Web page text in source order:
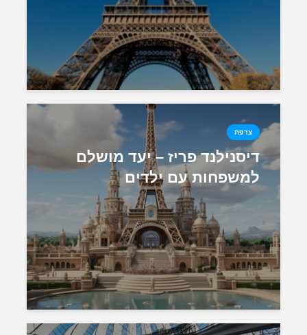
צרפת
דיסנילנד פריז – יעד מושלם
למשפחות עם ילדים